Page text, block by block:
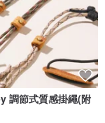
調節式質感掛繩(附